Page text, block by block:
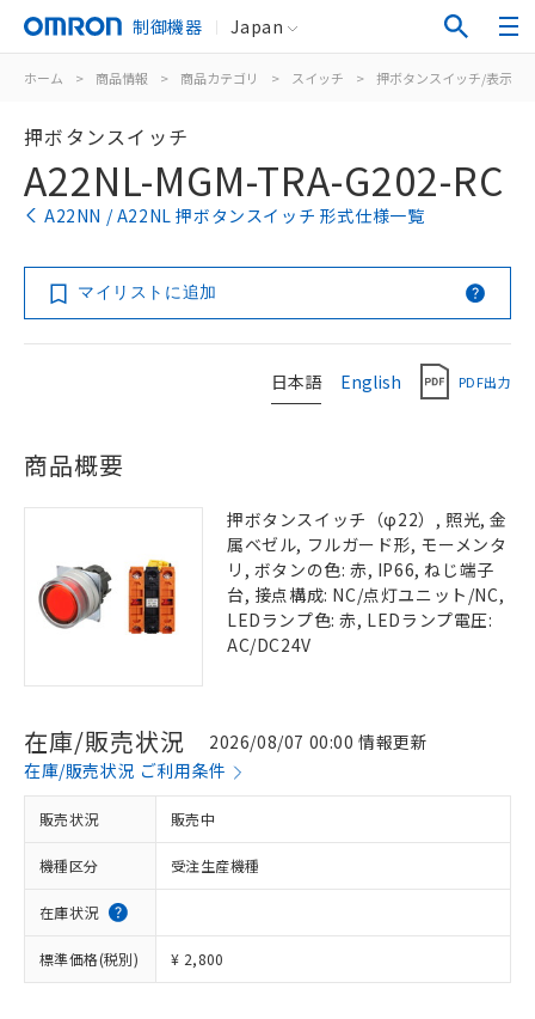
制御機器 Japan
ホーム > 商品情報 > 商品カテゴリ > スイッチ > 押ボタンスイッチ/表示灯
押ボタンスイッチ
A22NL-MGM-TRA-G202-RC
A22NN / A22NL 押ボタンスイッチ 形式仕様一覧
マイリストに追加
日本語 English PDF出力
商品概要
押ボタンスイッチ（φ22）, 照光, 金
属ベゼル, フルガード形, モーメンタ
リ, ボタンの色: 赤, IP66, ねじ端子
台, 接点構成: NC/点灯ユニット/NC,
LEDランプ色: 赤, LEDランプ電圧:
AC/DC24V
在庫/販売状況
2026/08/07 00:00 情報更新
在庫/販売状況 ご利用条件
販売状況 販売中
機種区分 受注生産機種
在庫状況
標準価格(税別) ¥ 2,800